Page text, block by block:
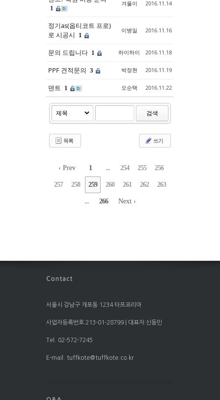
1
겨울이 2016.11.14
정기as(옵티코트 프로)
로 시공시
1
이병일 2016.11.16
문의 드립니다 1 하이하이 2016.11.18
PPF 견적문의 3 박정현 2016.11.19
덴트 1 오순택 2016.11.22
검색
목록 쓰기
‹ Prev 1 ... 254 255 256
257 258 259 260 261 262 263
... 266 Next ›
서울시 강남구 개포동 1234 타프코리아
사업자등록번호:213-01-28799 | 대표자:신동민
Tel. 02-572-7245
E-mail. tuffkote@tuffkote.co.kr